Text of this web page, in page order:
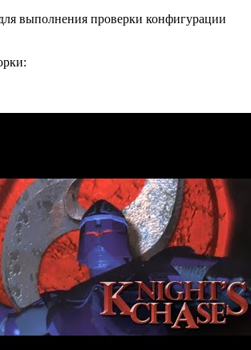
выполнения проверки конфигурации